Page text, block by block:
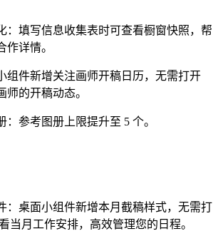
填写信息收集表时可查看橱窗快照，帮
作详情。
件新增关注画师开稿日历，无需打开
师的开稿动态。
参考图册上限提升至 5 个。
桌面小组件新增本月截稿样式，无需打
当月工作安排，高效管理您的日程。